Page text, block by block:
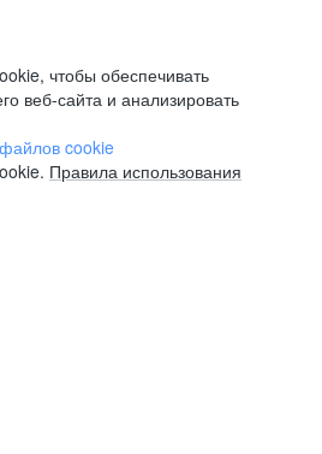
чтобы обеспечивать
веб-сайта и анализировать
cookie
Правила использования